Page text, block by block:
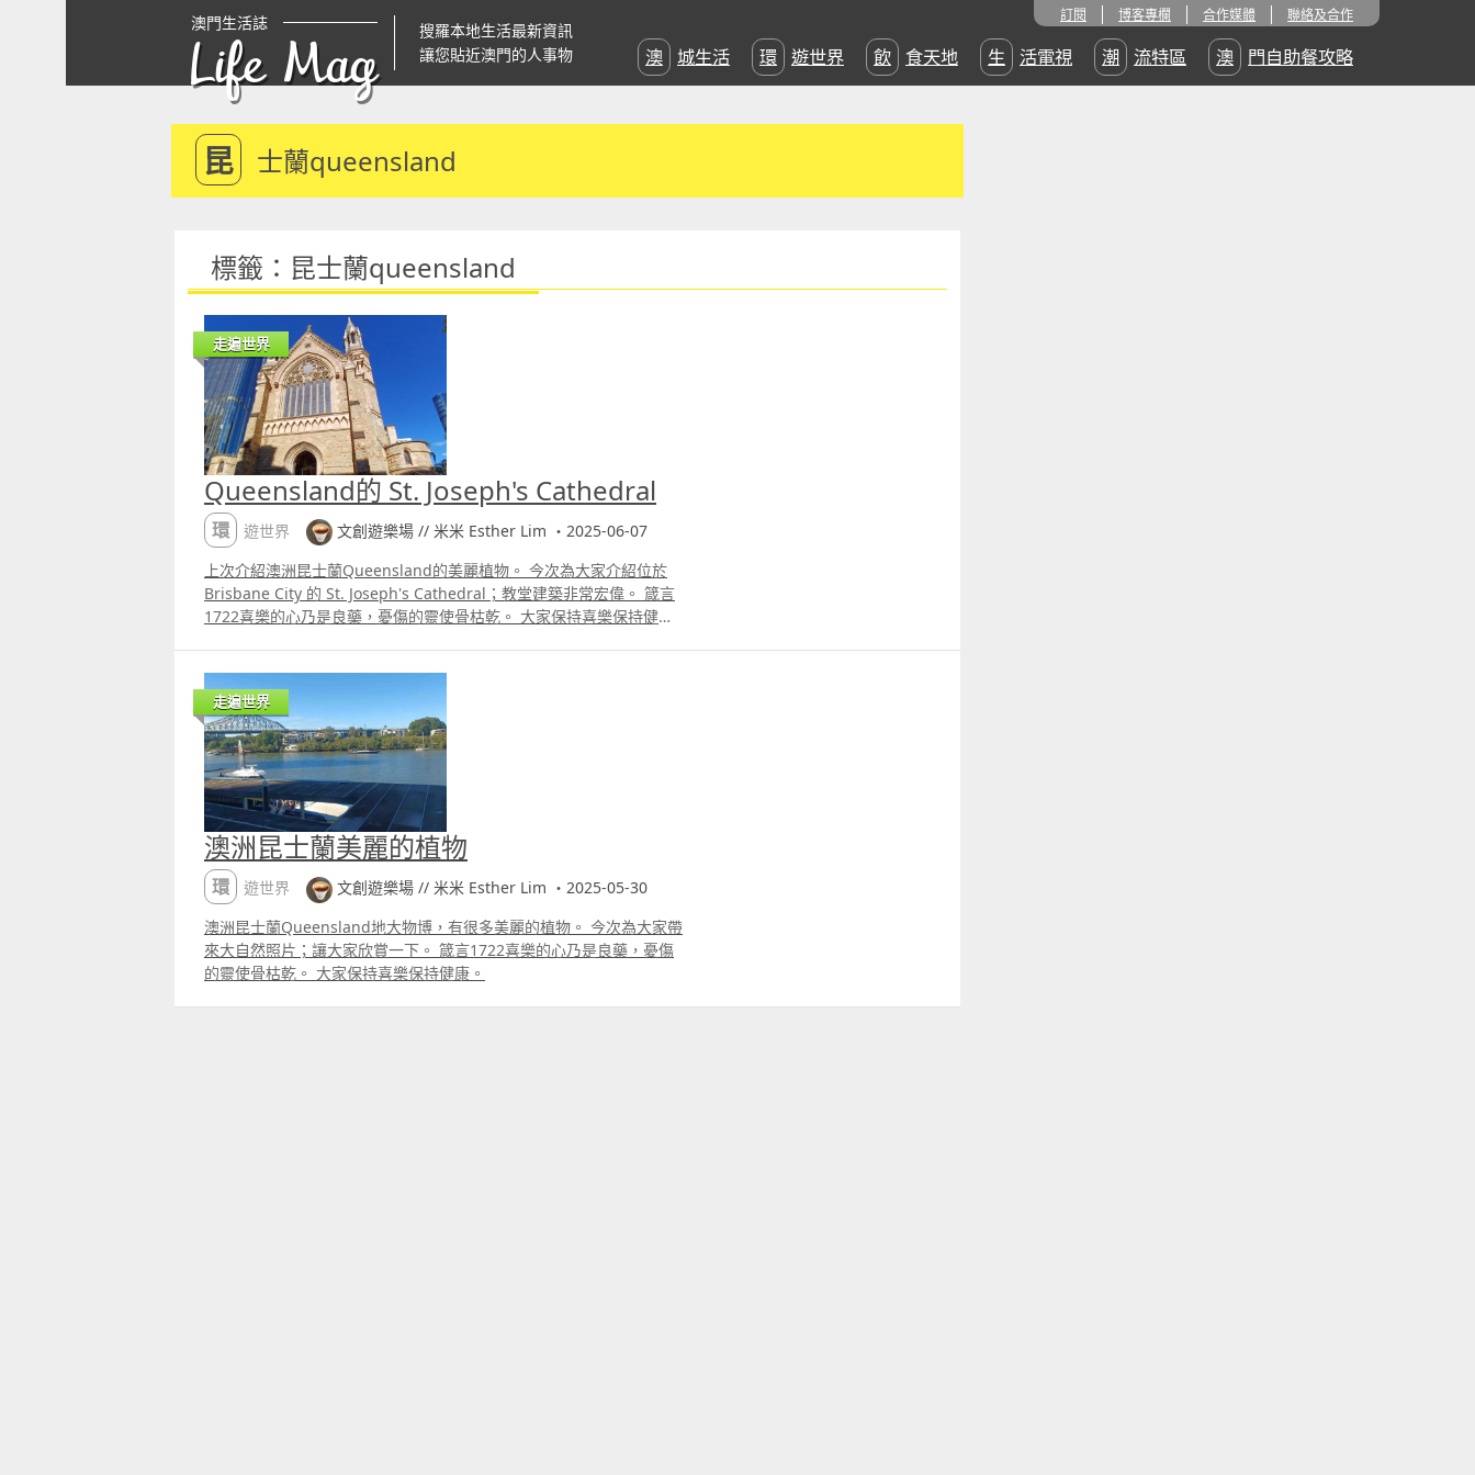
澳門生活誌
Life Mag
搜羅本地生活最新資訊
讓您貼近澳門的人事物
訂閱 博客專欄 合作媒體 聯絡及合作
澳城生活 環遊世界 飲食天地 生活電視 潮流特區 澳門自助餐攻略
昆 士蘭queensland
標籤：昆士蘭queensland
走遍世界
Queensland的 St. Joseph's Cathedral
環遊世界
文創遊樂場 // 米米 Esther Lim ・2025-06-07
上次介紹澳洲昆士蘭Queensland的美麗植物。 今次為大家介紹位於
Brisbane City 的 St. Joseph's Cathedral；教堂建築非常宏偉。 箴言
1722喜樂的心乃是良藥，憂傷的靈使骨枯乾。 大家保持喜樂保持健
走遍世界
澳洲昆士蘭美麗的植物
環遊世界
文創遊樂場 // 米米 Esther Lim ・2025-05-30
澳洲昆士蘭Queensland地大物博，有很多美麗的植物。 今次為大家帶
來大自然照片；讓大家欣賞一下。 箴言1722喜樂的心乃是良藥，憂傷
的靈使骨枯乾。 大家保持喜樂保持健康。